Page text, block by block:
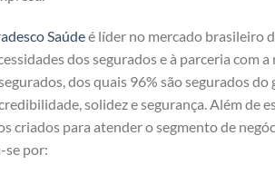
Saúdeé líder no mercado brasileiro
dos segurados e à parceria com a
dos quais 96% são segurados do
solidez e segurança. Além de
criados para atender o segmento de
se por: